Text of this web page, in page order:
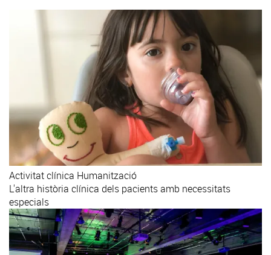
Activitat clínica Humanització
L'altra història clínica dels pacients amb necessitats
especials